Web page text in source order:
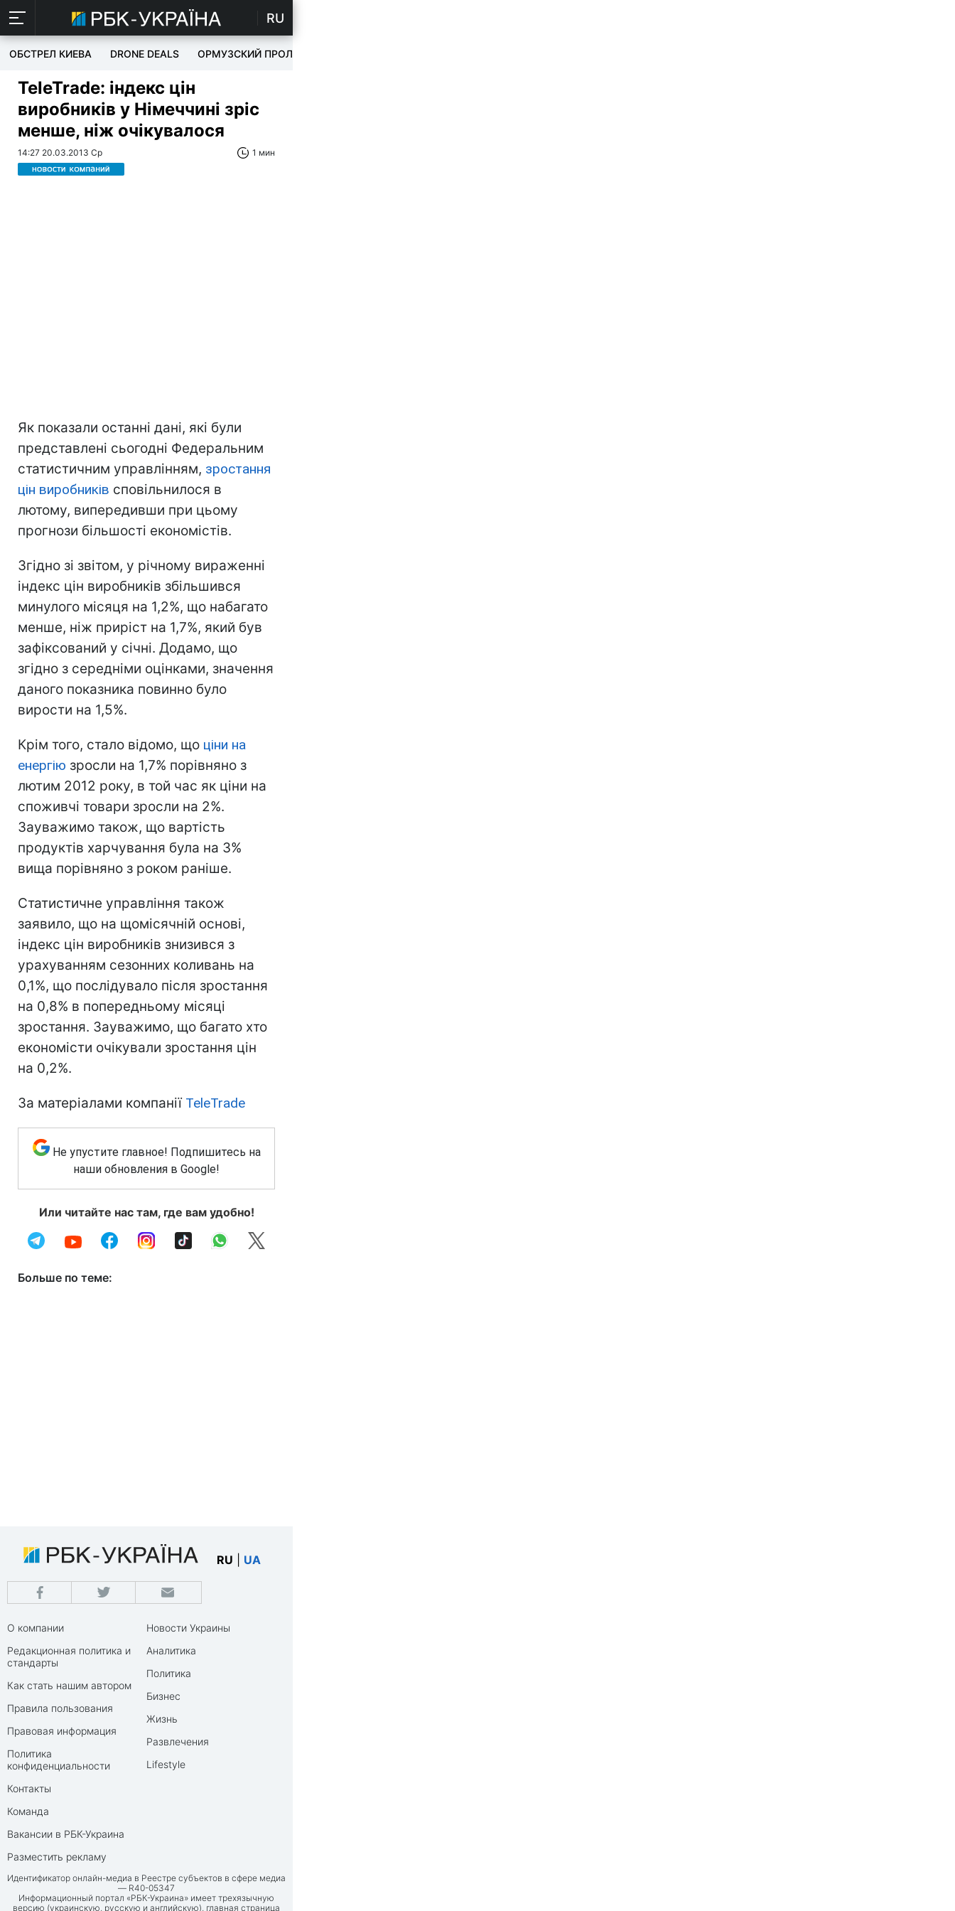
RU
ОБСТРЕЛ КИЕВА DRONE DEALS ОРМУЗСКИЙ ПРОЛИВ
TeleTrade: індекс цін
виробників у Німеччині зріс
менше, ніж очікувалося
14:27 20.03.2013 Ср 1 мин
Як показали останні дані, які були
представлені сьогодні Федеральним
статистичним управлінням, зростання
цін виробників сповільнилося в
лютому, випередивши при цьому
прогнози більшості економістів.
Згідно зі звітом, у річному вираженні
індекс цін виробників збільшився
минулого місяця на 1,2%, що набагато
менше, ніж приріст на 1,7%, який був
зафіксований у січні. Додамо, що
згідно з середніми оцінками, значення
даного показника повинно було
вирости на 1,5%.
Крім того, стало відомо, що ціни на
енергію зросли на 1,7% порівняно з
лютим 2012 року, в той час як ціни на
споживчі товари зросли на 2%.
Зауважимо також, що вартість
продуктів харчування була на 3%
вища порівняно з роком раніше.
Статистичне управління також
заявило, що на щомісячній основі,
індекс цін виробників знизився з
урахуванням сезонних коливань на
0,1%, що послідувало після зростання
на 0,8% в попередньому місяці
зростання. Зауважимо, що багато хто
економісти очікували зростання цін
на 0,2%.
За матеріалами компанії TeleTrade
Не упустите главное! Подпишитесь на
наши обновления в Google!
Или читайте нас там, где вам удобно!
Больше по теме:
RU UA
О компании
Редакционная политика и
стандарты
Как стать нашим автором
Правила пользования
Правовая информация
Политика
конфиденциальности
Контакты
Команда
Вакансии в РБК-Украина
Разместить рекламу
Новости Украины
Аналитика
Политика
Бизнес
Жизнь
Развлечения
Lifestyle
Идентификатор онлайн-медиа в Реестре субъектов в сфере медиа
— R40-05347
Информационный портал «РБК-Украина» имеет трехязычную
версию (украинскую, русскую и английскую), главная страница